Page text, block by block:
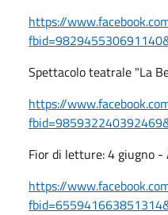
https://
Spettacolo teatrale "La
https://
Fior di letture: 4 giugno
https://